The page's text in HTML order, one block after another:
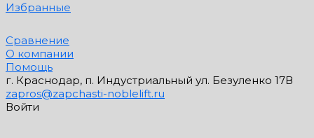
Избранные
Сравнение
О компании
Помощь
г. Краснодар, п. Индустриальный ул. Безуленко 17В
zapros@zapchasti-noblelift.ru
Войти